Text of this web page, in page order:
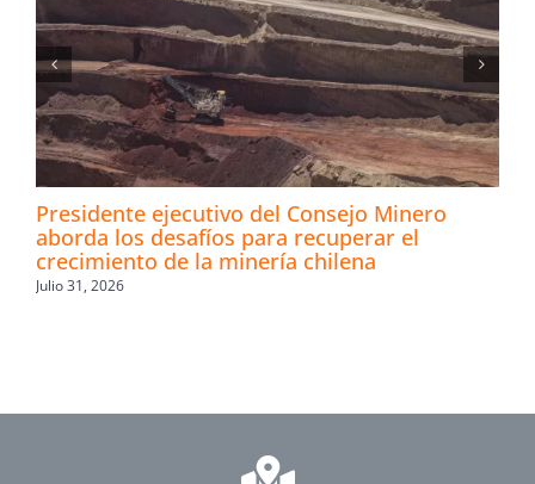
Presidente ejecutivo del Consejo Minero
aborda los desafíos para recuperar el
crecimiento de la minería chilena
Julio 31, 2026